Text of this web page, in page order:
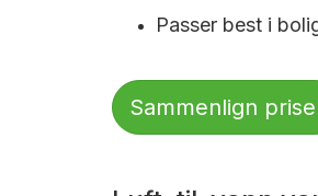
Passer best i
Sammenlign